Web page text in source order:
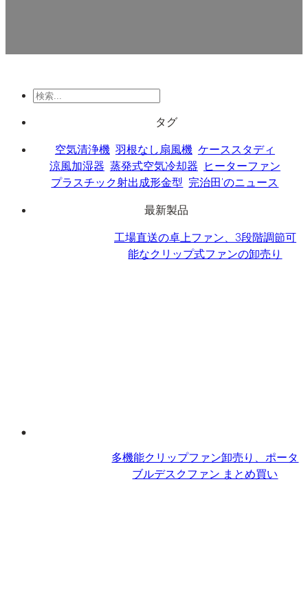
タグ
空気清浄機 羽根なし扇風機 ケーススタディ
涼風加湿器 蒸発式空気冷却器 ヒーターファン
プラスチック射出成形金型 完治田'のニュース
最新製品
工場直送の卓上ファン、3段階調節可
能なクリップ式ファンの卸売り
多機能クリップファン卸売り、ポータ
ブルデスクファン​ まとめ買い